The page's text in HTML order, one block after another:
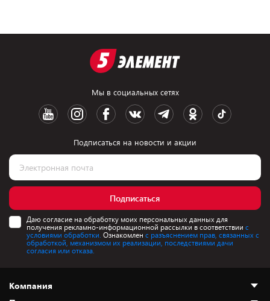
Мы в социальных сетях
Подписаться на новости и акции
Подписаться
Даю согласие на обработку моих персональных данных для
получения рекламно-информационной рассылки в соответствии с
условиями обработки. Ознакомлен с разъяснением прав, связанных с
обработкой, механизмом их реализации, последствиями дачи
согласия или отказа.
Компания